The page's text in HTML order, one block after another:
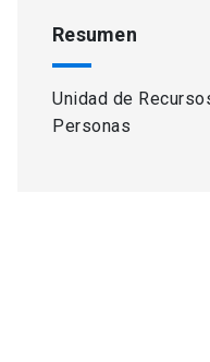
Resumen
Unidad de
Personas